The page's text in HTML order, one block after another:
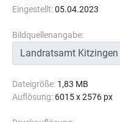
Eingestellt:05.04.2023
Bildquellenangabe:
Dateigröße: 1,83 MB
Auflösung: 6015 x 2576 px